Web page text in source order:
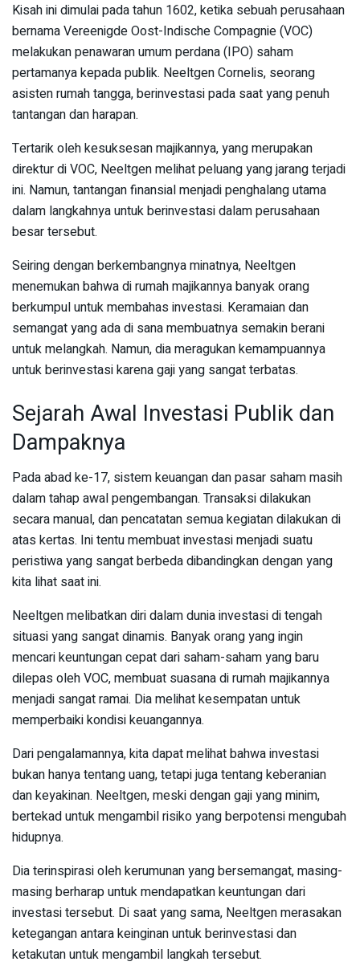
Kisah ini dimulai pada tahun 1602, ketika sebuah perusahaan
bernama Vereenigde Oost-Indische Compagnie (VOC)
melakukan penawaran umum perdana (IPO) saham
pertamanya kepada publik. Neeltgen Cornelis, seorang
asisten rumah tangga, berinvestasi pada saat yang penuh
tantangan dan harapan.
Tertarik oleh kesuksesan majikannya, yang merupakan
direktur di VOC, Neeltgen melihat peluang yang jarang terjadi
ini. Namun, tantangan finansial menjadi penghalang utama
dalam langkahnya untuk berinvestasi dalam perusahaan
besar tersebut.
Seiring dengan berkembangnya minatnya, Neeltgen
menemukan bahwa di rumah majikannya banyak orang
berkumpul untuk membahas investasi. Keramaian dan
semangat yang ada di sana membuatnya semakin berani
untuk melangkah. Namun, dia meragukan kemampuannya
untuk berinvestasi karena gaji yang sangat terbatas.
Sejarah Awal Investasi Publik dan
Dampaknya
Pada abad ke-17, sistem keuangan dan pasar saham masih
dalam tahap awal pengembangan. Transaksi dilakukan
secara manual, dan pencatatan semua kegiatan dilakukan di
atas kertas. Ini tentu membuat investasi menjadi suatu
peristiwa yang sangat berbeda dibandingkan dengan yang
kita lihat saat ini.
Neeltgen melibatkan diri dalam dunia investasi di tengah
situasi yang sangat dinamis. Banyak orang yang ingin
mencari keuntungan cepat dari saham-saham yang baru
dilepas oleh VOC, membuat suasana di rumah majikannya
menjadi sangat ramai. Dia melihat kesempatan untuk
memperbaiki kondisi keuangannya.
Dari pengalamannya, kita dapat melihat bahwa investasi
bukan hanya tentang uang, tetapi juga tentang keberanian
dan keyakinan. Neeltgen, meski dengan gaji yang minim,
bertekad untuk mengambil risiko yang berpotensi mengubah
hidupnya.
Dia terinspirasi oleh kerumunan yang bersemangat, masing-
masing berharap untuk mendapatkan keuntungan dari
investasi tersebut. Di saat yang sama, Neeltgen merasakan
ketegangan antara keinginan untuk berinvestasi dan
ketakutan untuk mengambil langkah tersebut.